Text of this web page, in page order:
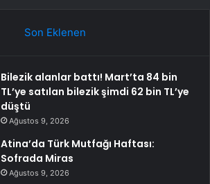
Son Eklenen
Bilezik alanlar battı! Mart’ta 84 bin
TL’ye satılan bilezik şimdi 62 bin TL’ye
düştü
Ağustos 9, 2026
Atina’da Türk Mutfağı Haftası:
Sofrada Miras
Ağustos 9, 2026